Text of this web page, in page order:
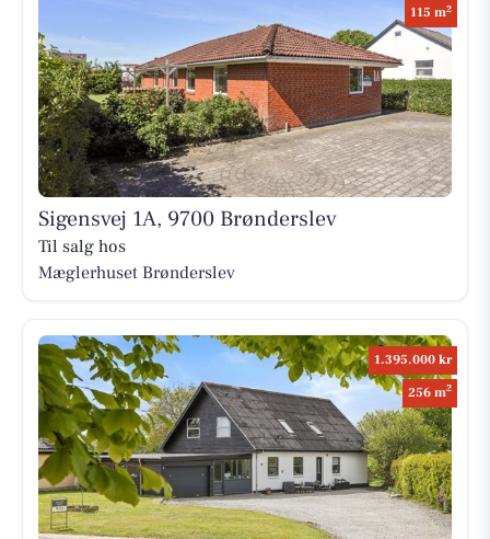
115 m2
Sigensvej 1A, 9700 Brønderslev
Til salg hos
Mæglerhuset Brønderslev
1.395.000 kr
256 m2